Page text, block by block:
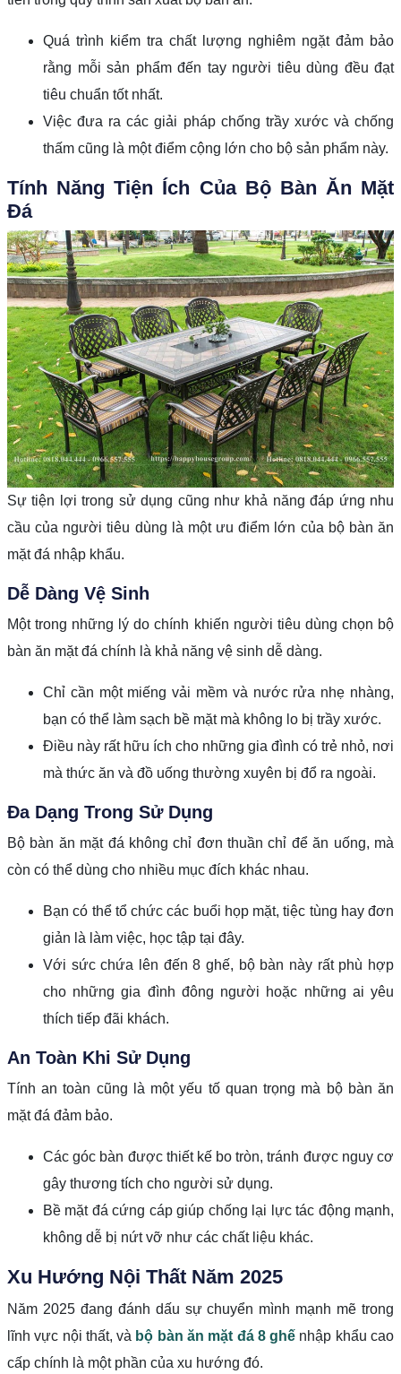
Quá trình kiểm tra chất lượng nghiêm ngặt đảm bảo
rằng mỗi sản phẩm đến tay người tiêu dùng đều đạt
tiêu chuẩn tốt nhất.
Việc đưa ra các giải pháp chống trầy xước và chống
thấm cũng là một điểm cộng lớn cho bộ sản phẩm này.
Tính Năng Tiện Ích Của Bộ Bàn Ăn Mặt
Đá
Sự tiện lợi trong sử dụng cũng như khả năng đáp ứng nhu
cầu của người tiêu dùng là một ưu điểm lớn của bộ bàn ăn
mặt đá nhập khẩu.
Dễ Dàng Vệ Sinh
Một trong những lý do chính khiến người tiêu dùng chọn bộ
bàn ăn mặt đá chính là khả năng vệ sinh dễ dàng.
Chỉ cần một miếng vải mềm và nước rửa nhẹ nhàng,
bạn có thể làm sạch bề mặt mà không lo bị trầy xước.
Điều này rất hữu ích cho những gia đình có trẻ nhỏ, nơi
mà thức ăn và đồ uống thường xuyên bị đổ ra ngoài.
Đa Dạng Trong Sử Dụng
Bộ bàn ăn mặt đá không chỉ đơn thuần chỉ để ăn uống, mà
còn có thể dùng cho nhiều mục đích khác nhau.
Bạn có thể tổ chức các buổi họp mặt, tiệc tùng hay đơn
giản là làm việc, học tập tại đây.
Với sức chứa lên đến 8 ghế, bộ bàn này rất phù hợp
cho những gia đình đông người hoặc những ai yêu
thích tiếp đãi khách.
An Toàn Khi Sử Dụng
Tính an toàn cũng là một yếu tố quan trọng mà bộ bàn ăn
mặt đá đảm bảo.
Các góc bàn được thiết kế bo tròn, tránh được nguy cơ
gây thương tích cho người sử dụng.
Bề mặt đá cứng cáp giúp chống lại lực tác động mạnh,
không dễ bị nứt vỡ như các chất liệu khác.
Xu Hướng Nội Thất Năm 2025
Năm 2025 đang đánh dấu sự chuyển mình mạnh mẽ trong
lĩnh vực nội thất, và bộ bàn ăn mặt đá 8 ghế nhập khẩu cao
cấp chính là một phần của xu hướng đó.